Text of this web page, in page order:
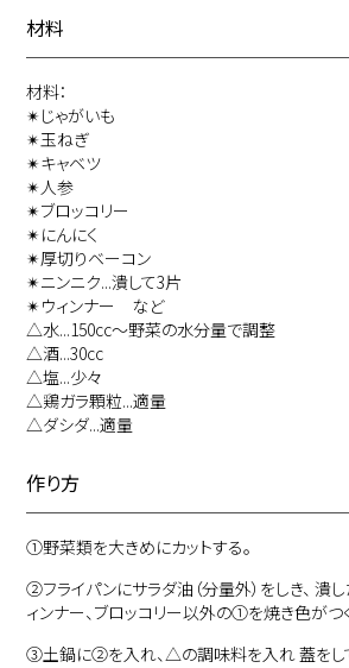
材料
材料：
✴︎じゃがいも
✴︎玉ねぎ
✴︎キャベツ
✴︎人参
✴︎ブロッコリー
✴︎にんにく
✴︎厚切りベーコン
✴︎ニンニク...潰して3片
✴︎ウィンナー など
△水...150cc〜野菜の水分量で調整
△酒...30cc
△塩...少々
△鶏ガラ顆粒...適量
△ダシダ...適量
作り方
①野菜類を大きめにカットする。
②フライパンにサラダ油（分量外）をしき、 潰
ィンナー、ブロッコリー以外の①を焼き色がつ
③土鍋に②を入れ、△の調味料を入れ 蓋をし